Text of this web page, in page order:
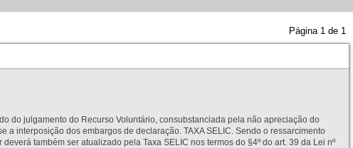
Página 1 de 1
do julgamento do Recurso Voluntário, consubstanciada pela não apreciação do
interposição dos embargos de declaração. TAXA SELIC. Sendo o ressarcimento
também ser atualizado pela Taxa SELIC nos termos do §4º do art. 39 da Lei nº